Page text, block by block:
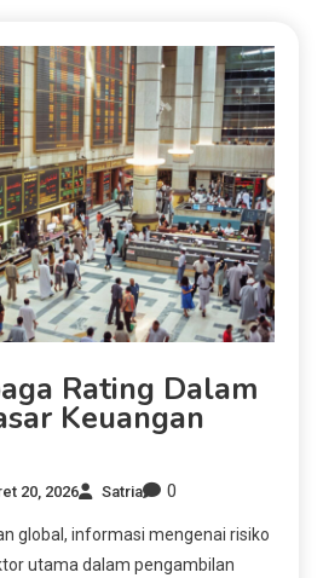
Rating Dalam
Keuangan
20, 2026 Satria 0
global, informasi mengenai risiko
utama dalam pengambilan